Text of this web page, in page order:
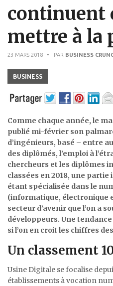
continuent
mettre à la
23 MARS 2018 • PAR BUSINESS
BUSINESS
Comme chaque année, le
publié mi-février son
d’ingénieurs, basé – entre
des diplômés, l’emploi à
chercheurs et les diplômes
classées en 2018, une
étant spécialisée dans le
(informatique, électronique
secteur d’avenir que l’on a
développeurs. Une
si l’on en croit les chiffres
Un classement
Usine Digitale se focalise
établissements à vocation